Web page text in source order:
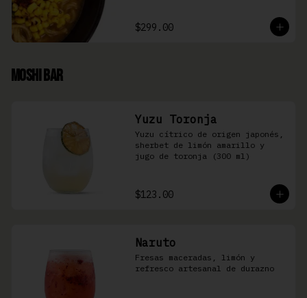
$299.00
Moshi Bar
Yuzu Toronja
Yuzu cítrico de origen japonés,
sherbet de limón amarillo y
jugo de toronja (300 ml)
$123.00
Naruto
Fresas maceradas, limón y
refresco artesanal de durazno